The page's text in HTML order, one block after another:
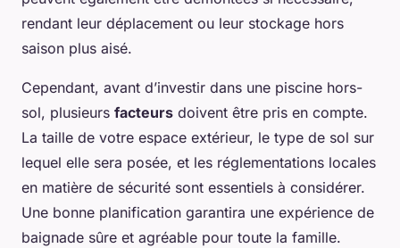
rendant leur déplacement ou leur stockage hors
saison plus aisé.
Cependant, avant d’investir dans une piscine hors-
sol, plusieurs facteurs doivent être pris en compte.
La taille de votre espace extérieur, le type de sol sur
lequel elle sera posée, et les réglementations locales
en matière de sécurité sont essentiels à considérer.
Une bonne planification garantira une expérience de
baignade sûre et agréable pour toute la famille.